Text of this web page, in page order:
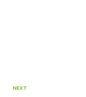
NEXT